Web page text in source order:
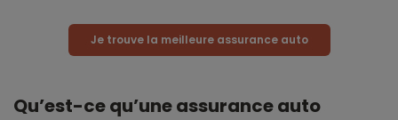
Je trouve la meilleure assurance auto
Qu’est-ce qu’une assurance auto